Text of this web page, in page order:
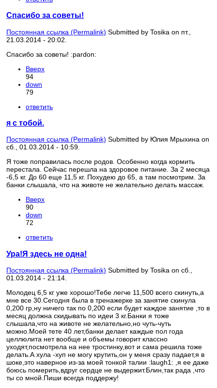
Спасибо за советы!
Постоянная ссылка (Permalink) Submitted by Tosika on пт.,
21.03.2014 - 20:02.
Спасибо за советы! :pardon:
Вверх
94
down
79
ответить
я с тобой.
Постоянная ссылка (Permalink) Submitted by Юлия Мрыхина on
сб., 01.03.2014 - 10:59.
Я тоже поправилась после родов. Особенно когда кормить
перестала. Сейчас перешла на здоровое питание. За 2 месяца
-6,5 кг. До 60 еще 11,5 кг. Похудею до 65, а там посмотрим. За
банки слышала, что на животе не желательно делать массаж.
Вверх
90
down
72
ответить
Ура!Я здесь не одна!
Постоянная ссылка (Permalink) Submitted by Tosika on сб.,
01.03.2014 - 21:14.
Молодец 6,5 кг уже хорошо!Тебе легче 11,500 всего скинуть,а
мне все 30.Сегодня была в тренажерке за занятие скинула
0,200 гр,ну ничего так по 0,200 если будет каждое занятие ,то в
месяц должна скидывать по идеи 3 кг.Банки я тоже
слышала,что на животе не желательно,но чуть-чуть
можно.Моей тете 40 лет,банки делает каждые пол года
целлюлита нет вообще и объемы говорит классно
уходят,посмотрела на нее тростинку,вот и сама решила тоже
делать.А хула -хуп не могу крутить,он у меня сразу падает,я в
шоке,это наверное из-за моей тонкой талии :laugh1: ,я ее даже
боюсь померить,вдруг сердце не выдержит.Блин,так рада ,что
ты со мной.Пиши всегда поддержу!